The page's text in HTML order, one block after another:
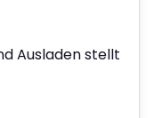
Ausladen stellt